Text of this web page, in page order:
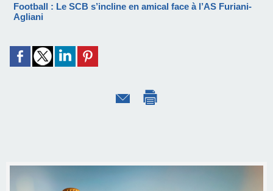
Football : Le SCB s’incline en amical face à l’AS Furiani-
Agliani